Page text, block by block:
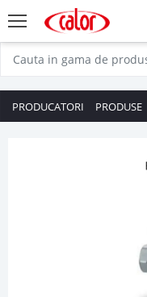
PRODUCATORI PRODUSE